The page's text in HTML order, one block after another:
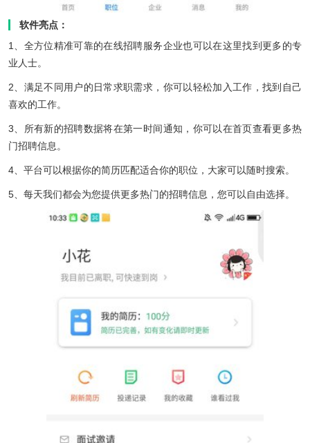
软件亮点：
1、全方位精准可靠的在线招聘服务企业也可以在这里找到更多的专
业人士。
2、满足不同用户的日常求职需求，你可以轻松加入工作，找到自己
喜欢的工作。
3、所有新的招聘数据将在第一时间通知，你可以在首页查看更多热
门招聘信息。
4、平台可以根据你的简历匹配适合你的职位，大家可以随时搜索。
5、每天我们都会为您提供更多热门的招聘信息，您可以自由选择。